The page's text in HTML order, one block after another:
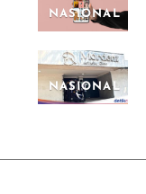
NASIONAL
NASIONAL